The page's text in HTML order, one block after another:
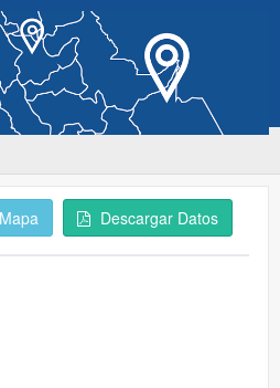
Descargar Datos